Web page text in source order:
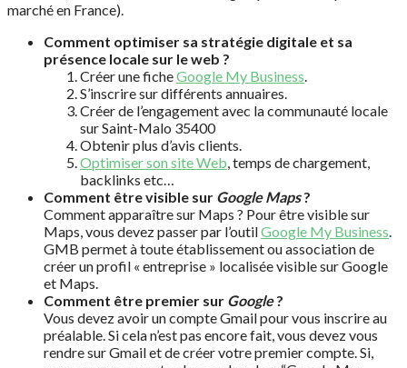
marché en France).
Comment optimiser sa stratégie digitale et sa
présence locale sur le web ?
Créer une ficheGoogle My Business.
S’inscrire sur différents annuaires.
Créer de l’engagement avec la communauté locale
sur Saint-Malo 35400
Obtenir plus d’avis clients.
Optimiser son site Web, temps de chargement,
backlinks etc…
Comment être visible sur Google Maps?
Comment apparaître sur Maps ? Pour être visible sur
Maps, vous devez passer par l’outilGoogle My Business.
GMB permet à toute établissement ou association de
créer un profil « entreprise » localisée visible sur Google
et Maps.
Comment être premier sur Google?
Vous devez avoir un compte Gmail pour vous inscrire au
préalable. Si cela n’est pas encore fait, vous devez vous
rendre sur Gmail et de créer votre premier compte. Si,